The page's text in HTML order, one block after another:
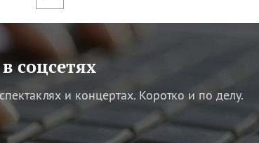
соцсетях
и концертах. Коротко и по делу.